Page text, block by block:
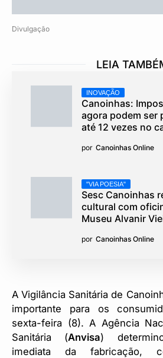
Divulgação
LEIA
INOVAÇÃO
Canoinhas:
agora podem ser
até 12 vezes no
por Canoinhas Online
"VIA POESIA"
Sesc Canoinhas
cultural com
Museu Alvanir
por Canoinhas Online
A Vigilância Sanitária de
importante para os
sexta-feira (8). A Agência
Sanitária (Anvisa)
imediata da fabricação,